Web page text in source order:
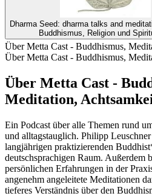
Dharma Seed: dharma talks and
Buddhismus, Religion und
Über Metta Cast - Buddhismus,
Über Metta Cast - Buddhismus,
Über Metta Cast -
Meditation,
Ein Podcast über alle Themen rund
und alltagstauglich. Philipp
langjährigen praktizierenden
deutschsprachigen Raum. Außerdem
persönlichen Erfahrungen in der
angenehm angeleitete Meditationen
tieferes Verständnis über den